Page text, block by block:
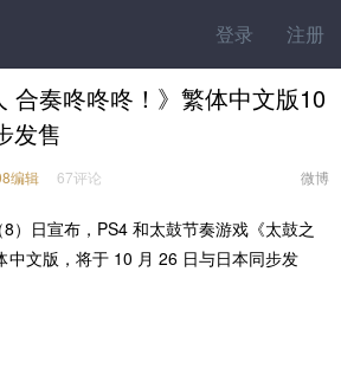
登录 注册
合奏咚咚咚！》繁体中文版10
发售
微博
编辑 67评论
）日宣布，PS4 和太鼓节奏游戏《太鼓之
中文版，将于 10 月 26 日与日本同步发